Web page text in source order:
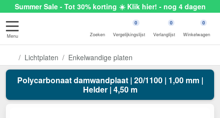
Summer Sale - Tot 30% korting ☀️ Klik hier! - nog 4 dagen
Menu Zoeken
0
Vergelijkingslijst
0
Verlanglijst
0
Winkelwagen
Lichtplaten Enkelwandige platen
Polycarbonaat damwandplaat | 20/1100 | 1,00 mm |
Helder | 4,50 m